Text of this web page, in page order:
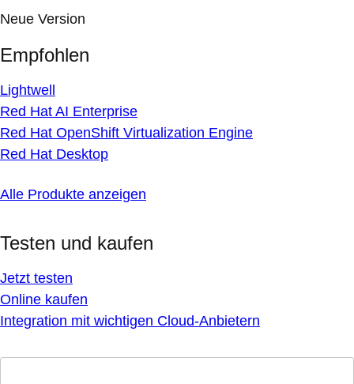
Neue Version
Empfohlen
Lightwell
Red Hat AI Enterprise
Red Hat OpenShift Virtualization Engine
Red Hat Desktop
Alle Produkte anzeigen
Testen und kaufen
Jetzt testen
Online kaufen
Integration mit wichtigen Cloud-Anbietern